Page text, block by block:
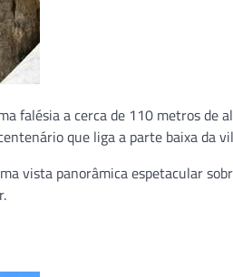
falésia a cerca de 110 metros de
que liga a parte baixa da
vista panorâmica espetacular